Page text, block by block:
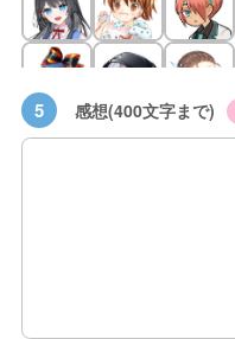
5 感想(400文字まで)